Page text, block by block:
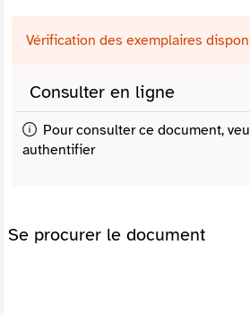
Vérification des exemplaires
Consulter en ligne
Pour consulter ce document,
authentifier
Se procurer le document